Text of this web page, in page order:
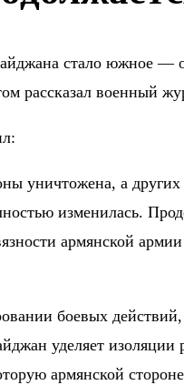
стало южное —
рассказал военный
уничтожена, а
изменилась.
армянской
боевых
уделяет
армянской